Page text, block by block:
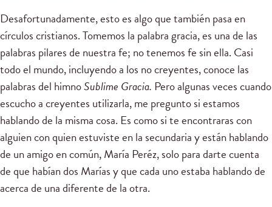
Desafortunadamente, esto es algo que también pasa en
círculos cristianos. Tomemos la palabra gracia, es una de las
palabras pilares de nuestra fe; no tenemos fe sin ella. Casi
todo el mundo, incluyendo a los no creyentes, conoce las
palabras del himnoSublime Gracia. Pero algunas veces cuando
escucho a creyentes utilizarla, me pregunto si estamos
hablando de la misma cosa. Es como si te encontraras con
alguien con quien estuviste en la secundaria y están hablando
de un amigo en común, María Peréz, solo para darte cuenta
de que habían dos Marías y que cada uno estaba hablando de
acerca de una diferente de la otra.